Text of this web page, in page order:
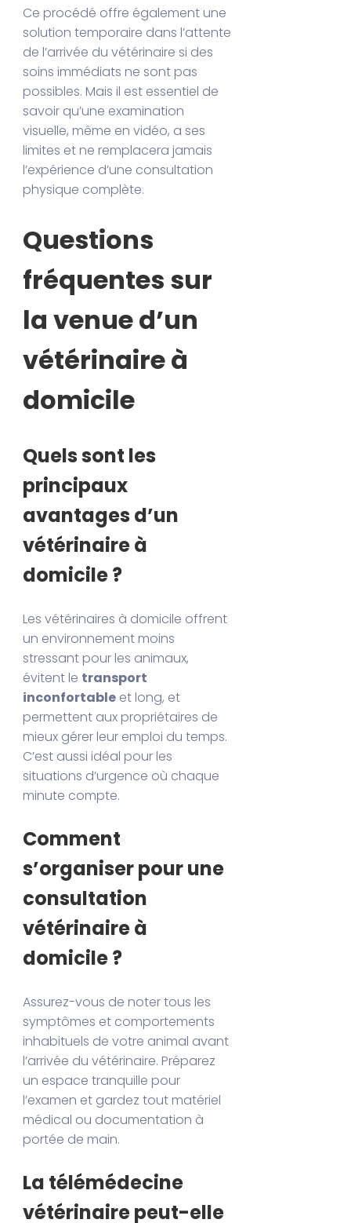
Ce procédé offre également une
solution temporaire dans l’attente
de l’arrivée du vétérinaire si des
soins immédiats ne sont pas
possibles. Mais il est essentiel de
savoir qu’une examination
visuelle, même en vidéo, a ses
limites et ne remplacera jamais
l’expérience d’une consultation
physique complète.
Questions
fréquentes sur
la venue d’un
vétérinaire à
domicile
Quels sont les
principaux
avantages d’un
vétérinaire à
domicile ?
Les vétérinaires à domicile offrent
un environnement moins
stressant pour les animaux,
évitent le transport
inconfortable et long, et
permettent aux propriétaires de
mieux gérer leur emploi du temps.
C’est aussi idéal pour les
situations d’urgence où chaque
minute compte.
Comment
s’organiser pour une
consultation
vétérinaire à
domicile ?
Assurez-vous de noter tous les
symptômes et comportements
inhabituels de votre animal avant
l’arrivée du vétérinaire. Préparez
un espace tranquille pour
l’examen et gardez tout matériel
médical ou documentation à
portée de main.
La télémédecine
vétérinaire peut-elle